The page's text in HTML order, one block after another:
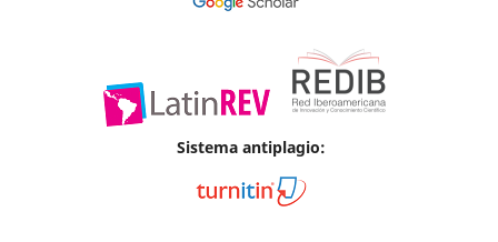
Sistema antiplagio: